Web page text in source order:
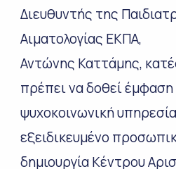
Διευθυντής της
Αιματολογίας ΕΚΠΑ,
Αντώνης Καττάμης,
πρέπει να δοθεί
ψυχοκοινωνική
εξειδικευμένο
δημιουργία Κέντρου